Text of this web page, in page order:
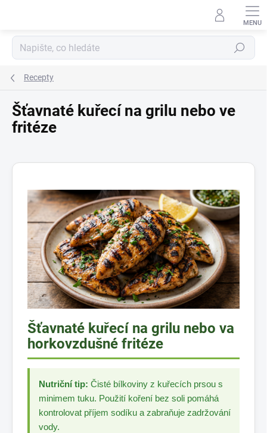
Hledat
Recepty
Šťavnaté kuřecí na grilu nebo ve
fritéze
Šťavnaté kuřecí na grilu nebo va
horkovzdušné fritéze
Nutriční tip: Čisté bílkoviny z kuřecích prsou s
minimem tuku. Použití koření bez soli pomáhá
kontrolovat příjem sodíku a zabraňuje zadržování
vody.